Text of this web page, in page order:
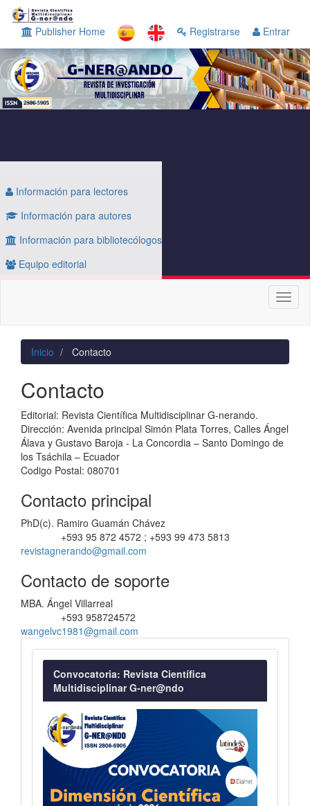
Navegación
principal
Contenido
principal
Barra
lateral
Publisher Home Registrarse Entrar
Información para lectores
Información para autores
Información para bibliotecólogos
Equipo editorial
Inicio Contacto
Contacto
Editorial: Revista Científica Multidisciplinar G-nerando.
Dirección: Avenida principal Simón Plata Torres, Calles Ángel
Álava y Gustavo Baroja - La Concordia – Santo Domingo de
los Tsáchila – Ecuador
Codigo Postal: 080701
Contacto principal
PhD(c). Ramiro Guamán Chávez
+593 95 872 4572 ; +593 99 473 5813
revistagnerando@gmail.com
Contacto de soporte
MBA. Ángel Villarreal
+593 958724572
wangelvc1981@gmail.com
Convocatoria
Convocatoria: Revista Científica
Multidisciplinar G-ner@ndo